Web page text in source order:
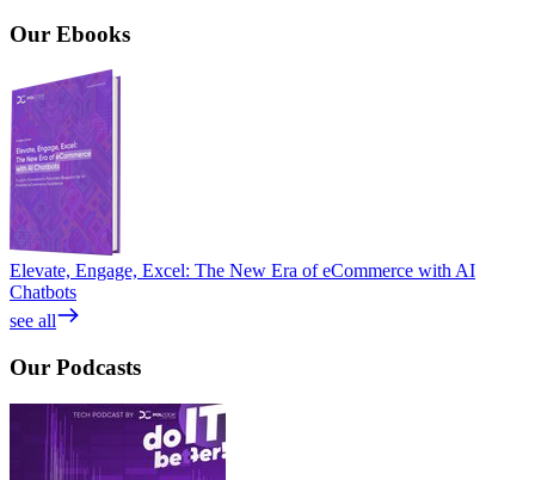
Our Ebooks
Elevate, Engage, Excel: The New Era of eCommerce with AI
Chatbots
see all
Our Podcasts